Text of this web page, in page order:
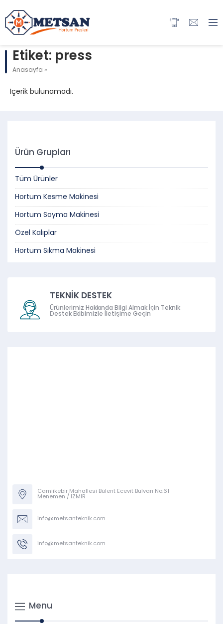
Etiket: press
Anasayfa »
İçerik bulunamadı.
Ürün Grupları
Tüm Ürünler
Hortum Kesme Makinesi
Hortum Soyma Makinesi
Özel Kalıplar
Hortum Sıkma Makinesi
TEKNİK DESTEK
Ürünlerimiz Hakkında Bilgi Almak İçin Teknik
Destek Ekibimizle İletişime Geçin
Camiikebir Mahallesi Bülent Ecevit Bulvarı No:61
Menemen / İZMİR
info@metsanteknik.com
info@metsanteknik.com
Menu